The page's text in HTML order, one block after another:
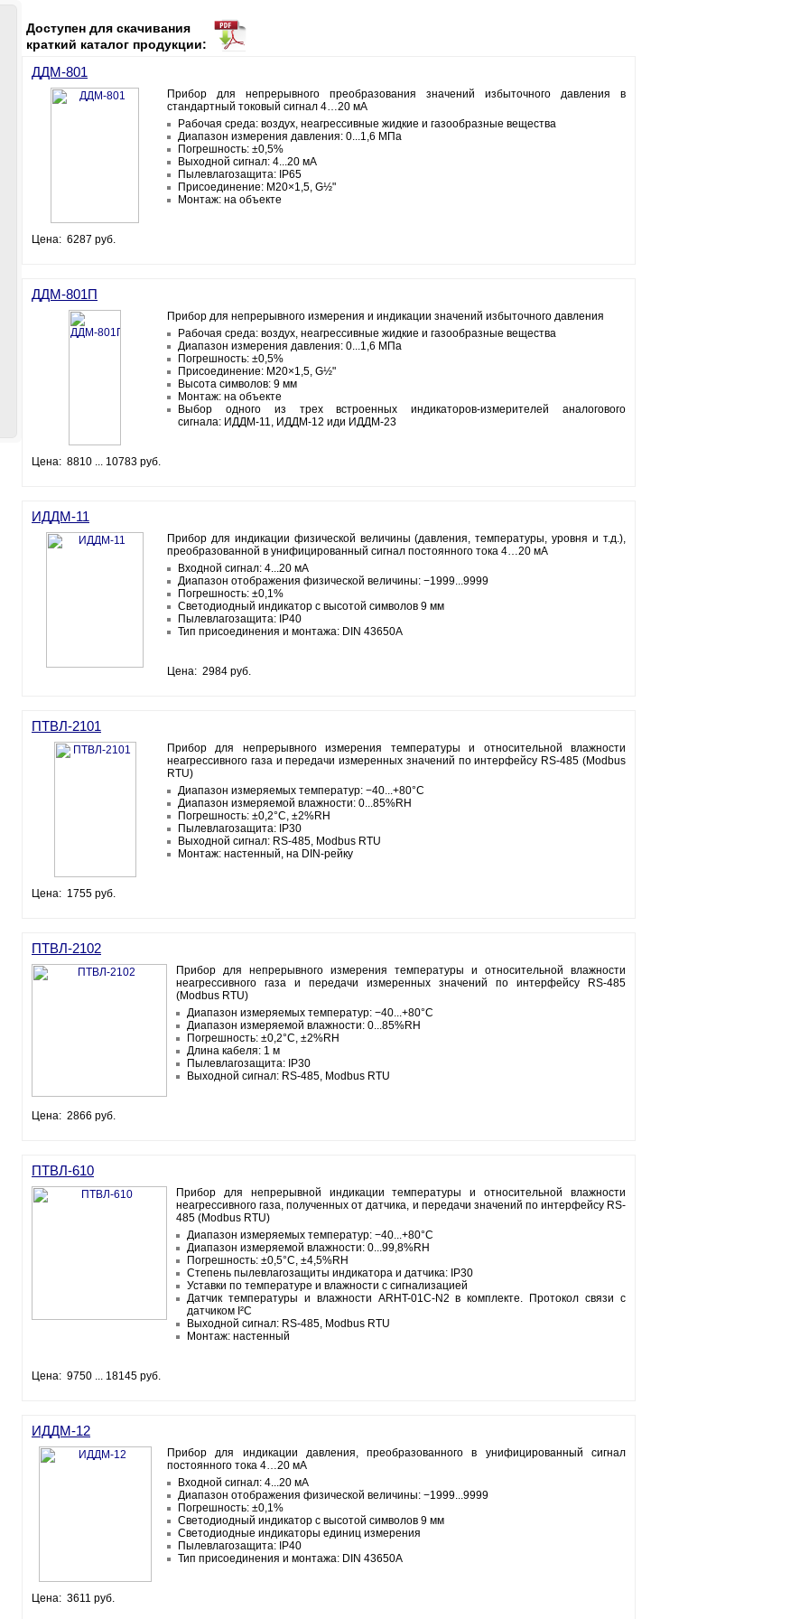
Доступен для скачивания
краткий каталог продукции:
ДДМ-801
Прибор для непрерывного преобразования значений избыточного давления в
стандартный токовый сигнал 4…20 мА
Рабочая среда: воздух, неагрессивные жидкие и газообразные вещества
Диапазон измерения давления: 0...1,6 МПа
Погрешность: ±0,5%
Выходной сигнал: 4...20 мА
Пылевлагозащита: IP65
Присоединение: M20×1,5, G½"
Монтаж: на объекте
Цена: 6287 руб.
ДДМ-801П
Прибор для непрерывного измерения и индикации значений избыточного давления
Рабочая среда: воздух, неагрессивные жидкие и газообразные вещества
Диапазон измерения давления: 0...1,6 МПа
Погрешность: ±0,5%
Присоединение: M20×1,5, G½"
Высота символов: 9 мм
Монтаж: на объекте
Выбор одного из трех встроенных индикаторов-измерителей аналогового
сигнала: ИДДМ-11, ИДДМ-12 иди ИДДМ-23
Цена: 8810 ... 10783 руб.
ИДДМ-11
Прибор для индикации физической величины (давления, температуры, уровня и т.д.),
преобразованной в унифицированный сигнал постоянного тока 4…20 мА
Входной сигнал: 4...20 мА
Диапазон отображения физической величины: −1999...9999
Погрешность: ±0,1%
Светодиодный индикатор с высотой символов 9 мм
Пылевлагозащита: IP40
Тип присоединения и монтажа: DIN 43650A
Цена: 2984 руб.
ПТВЛ-2101
Прибор для непрерывного измерения температуры и относительной влажности
неагрессивного газа и передачи измеренных значений по интерфейсу RS-485 (Modbus
RTU)
Диапазон измеряемых температур: −40...+80°С
Диапазон измеряемой влажности: 0...85%RH
Погрешность: ±0,2°С, ±2%RH
Пылевлагозащита: IP30
Выходной сигнал: RS-485, Modbus RTU
Монтаж: настенный, на DIN-рейку
Цена: 1755 руб.
ПТВЛ-2102
Прибор для непрерывного измерения температуры и относительной влажности
неагрессивного газа и передачи измеренных значений по интерфейсу RS-485
(Modbus RTU)
Диапазон измеряемых температур: −40...+80°С
Диапазон измеряемой влажности: 0...85%RH
Погрешность: ±0,2°С, ±2%RH
Длина кабеля: 1 м
Пылевлагозащита: IP30
Выходной сигнал: RS-485, Modbus RTU
Цена: 2866 руб.
ПТВЛ-610
Прибор для непрерывной индикации температуры и относительной влажности
неагрессивного газа, полученных от датчика, и передачи значений по интерфейсу RS-
485 (Modbus RTU)
Диапазон измеряемых температур: −40...+80°С
Диапазон измеряемой влажности: 0...99,8%RH
Погрешность: ±0,5°С, ±4,5%RH
Степень пылевлагозащиты индикатора и датчика: IP30
Уставки по температуре и влажности с сигнализацией
Датчик температуры и влажности ARHT-01C-N2 в комплекте. Протокол связи с
датчиком I²C
Выходной сигнал: RS-485, Modbus RTU
Монтаж: настенный
Цена: 9750 ... 18145 руб.
ИДДМ-12
Прибор для индикации давления, преобразованного в унифицированный сигнал
постоянного тока 4…20 мА
Входной сигнал: 4...20 мА
Диапазон отображения физической величины: −1999...9999
Погрешность: ±0,1%
Светодиодный индикатор с высотой символов 9 мм
Светодиодные индикаторы единиц измерения
Пылевлагозащита: IP40
Тип присоединения и монтажа: DIN 43650A
Цена: 3611 руб.